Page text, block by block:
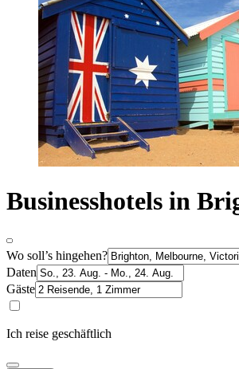
Businesshotels in
Wo soll’s hingehen?
Daten
Gäste
Ich reise geschäftlich